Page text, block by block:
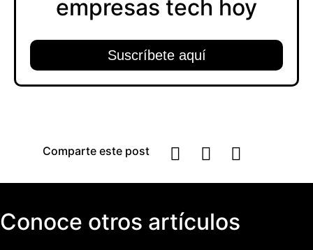
empresas tech hoy​
Suscríbete aquí
Comparte este post
Conoce otros artículos